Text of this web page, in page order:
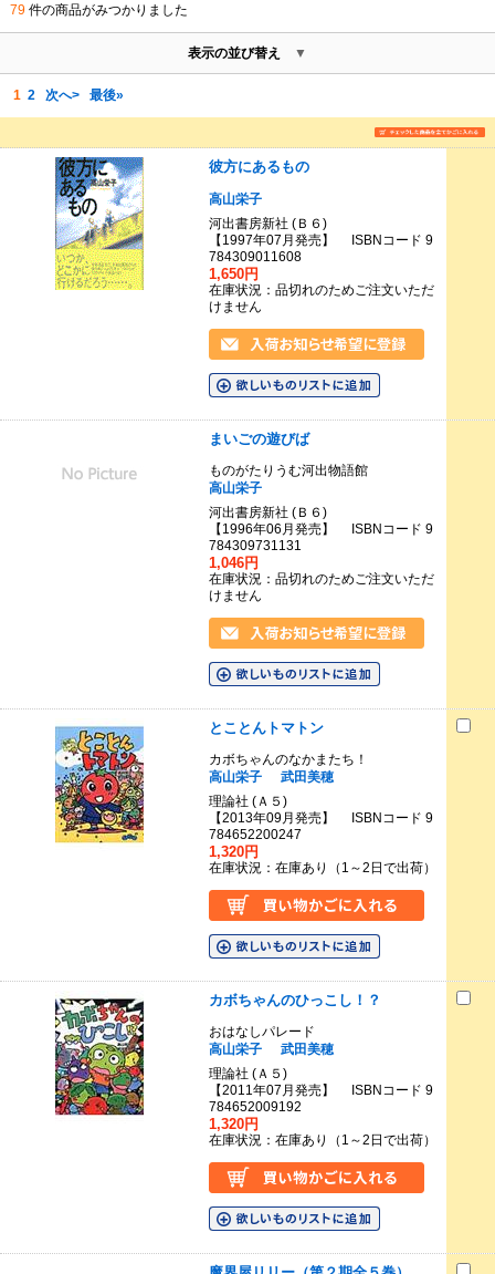
79件の商品がみつかりました
表示の並び替え
1 2 次へ> 最後»
彼方にあるもの
高山栄子
河出書房新社 (Ｂ６)
【1997年07月発売】 ISBNコード 9
784309011608
1,650円
在庫状況：品切れのためご注文いただ
けません
まいごの遊びば
ものがたりうむ河出物語館
高山栄子
河出書房新社 (Ｂ６)
【1996年06月発売】 ISBNコード 9
784309731131
1,046円
在庫状況：品切れのためご注文いただ
けません
とことんトマトン
カボちゃんのなかまたち！
高山栄子
武田美穂
理論社 (Ａ５)
【2013年09月発売】 ISBNコード 9
784652200247
1,320円
在庫状況：在庫あり（1～2日で出荷）
カボちゃんのひっこし！？
おはなしパレード
高山栄子
武田美穂
理論社 (Ａ５)
【2011年07月発売】 ISBNコード 9
784652009192
1,320円
在庫状況：在庫あり（1～2日で出荷）